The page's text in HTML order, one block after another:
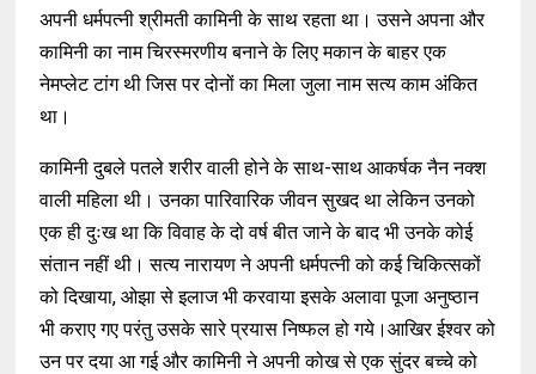
अपनी धर्मपत्नी श्रीमती कामिनी के साथ रहता था। उसने अपना और
कामिनी का नाम चिरस्मरणीय बनाने के लिए मकान के बाहर एक
नेमप्लेट टांग थी जिस पर दोनों का मिला जुला नाम सत्य काम अंकित
था।
कामिनी दुबले पतले शरीर वाली होने के साथ-साथ आकर्षक नैन नक्श
वाली महिला थी। उनका पारिवारिक जीवन सुखद था लेकिन उनको
एक ही दुःख था कि विवाह के दो वर्ष बीत जाने के बाद भी उनके कोई
संतान नहीं थी। सत्य नारायण ने अपनी धर्मपत्नी को कई चिकित्सकों
को दिखाया, ओझा से इलाज भी करवाया इसके अलावा पूजा अनुष्ठान
भी कराए गए परंतु उसके सारे प्रयास निष्फल हो गये।आखिर ईश्वर को
उन पर दया आ गई और कामिनी ने अपनी कोख से एक सुंदर बच्चे को